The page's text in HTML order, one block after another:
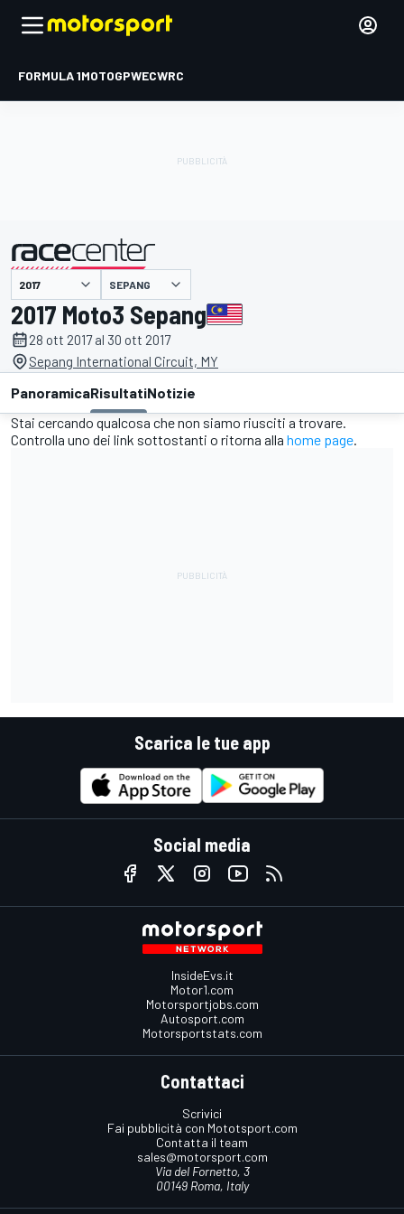
FORMULA 1MOTOGPWECWRC
presentato da SEPANG
2017 Moto3 Sepang
28 ott 2017 al 30 ott 2017
Sepang International Circuit, MY
PanoramicaRisultatiNotizie
Stai cercando qualcosa che non siamo riusciti a trovare.
Controlla uno dei link sottostanti o ritorna alla home page.
Scarica le tue app
Social media
InsideEvs.it
Motor1.com
Motorsportjobs.com
Autosport.com
Motorsportstats.com
Contattaci
Scrivici
Fai pubblicità con Mototsport.com
Contatta il team
sales@motorsport.com
Via del Fornetto, 3
00149 Roma, Italy